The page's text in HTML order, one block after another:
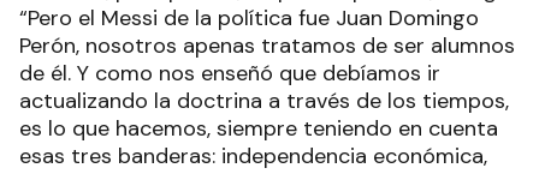
“Pero el Messi de la política fue Juan Domingo
Perón, nosotros apenas tratamos de ser alumnos
de él. Y como nos enseñó que debíamos ir
actualizando la doctrina a través de los tiempos,
es lo que hacemos, siempre teniendo en cuenta
esas tres banderas: independencia económica,